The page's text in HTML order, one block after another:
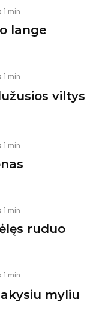
1 min
lange
1 min
viltys
1 min
1 min
ruduo
1 min
myliu